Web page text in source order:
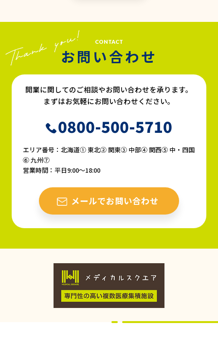
CONTACT
お問い合わせ
開業に関してのご相談やお問い合わせを承ります。
まずはお気軽にお問い合わせください。
0800-500-5710
エリア番号：北海道① 東北② 関東③ 中部④ 関西⑤ 中・四国
⑥ 九州⑦
営業時間：平日9:00〜18:00
メールでお問い合わせ